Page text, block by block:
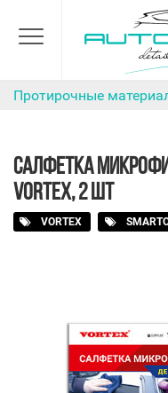
Протирочные
САЛФЕТКА
VORTEX, 2 ШТ
VORTEX